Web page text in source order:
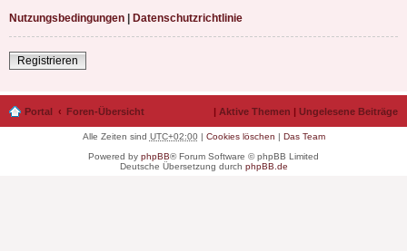
Nutzungsbedingungen | Datenschutzrichtlinie
Registrieren
Portal Foren-Übersicht | Aktive Themen | Ungelesene Beiträge
Alle Zeiten sind UTC+02:00| Cookies löschen | Das Team
Powered by phpBB® Forum Software © phpBB Limited
Deutsche Übersetzung durch phpBB.de